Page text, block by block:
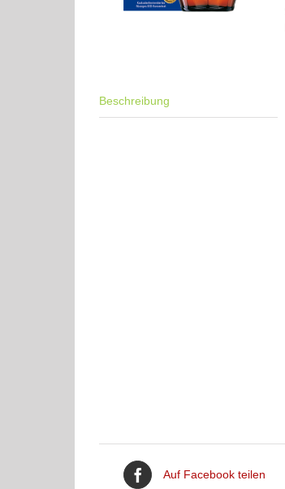
Beschreibung
Auf Facebook teilen